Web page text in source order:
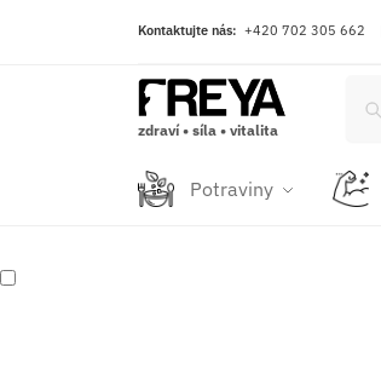
Kontaktujte nás: +420 702 305 662
zdraví • síla • vitalita
Potraviny